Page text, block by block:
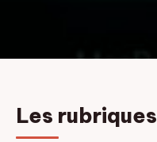
Les rubriques